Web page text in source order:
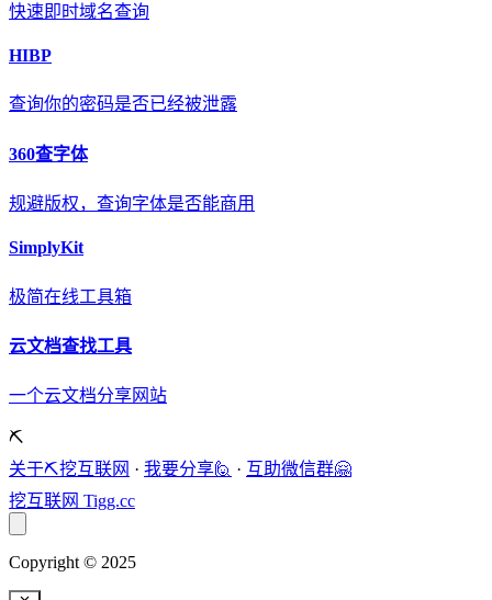
快速即时域名查询
HIBP
查询你的密码是否已经被泄露
360查字体
规避版权，查询字体是否能商用
SimplyKit
极简在线工具箱
云文档查找工具
一个云文档分享网站
⛏️
关于⛏️挖互联网 · 我要分享🙋 · 互助微信群🤗
挖互联网 Tigg.cc
Copyright © 2025